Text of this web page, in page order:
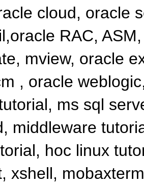
cloud, oracle
RAC,
mview, oracle
, oracle
ms sql
middleware
hoc linux
xshell,